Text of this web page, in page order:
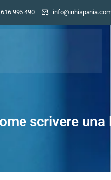
995 490 info@inhispania.com
scrivere